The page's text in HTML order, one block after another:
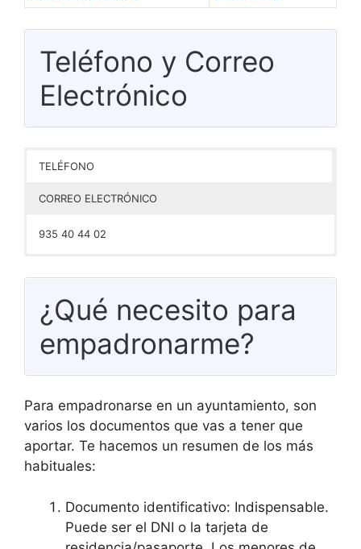
Teléfono y Correo
Electrónico
TELÉFONO
CORREO ELECTRÓNICO
935 40 44 02
¿Qué necesito para
empadronarme?
Para empadronarse en un ayuntamiento, son
varios los documentos que vas a tener que
aportar. Te hacemos un resumen de los más
habituales:
Documento identificativo: Indispensable.
Puede ser el DNI o la tarjeta de